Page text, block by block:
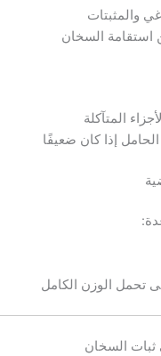
والمثبتات
استقامة السخان
المتآكلة
إذا كان ضعيفًا
تحمل الوزن الكامل
السخان